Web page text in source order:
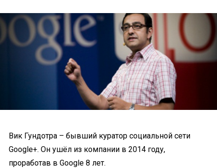
Вик Гундотра – бывший куратор социальной сети
Google+. Он ушёл из компании в 2014 году,
проработав в Google 8 лет.